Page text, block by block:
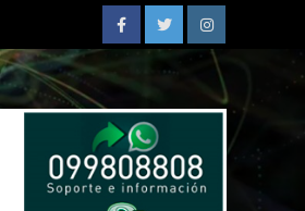
FacebookTwitterInstagram